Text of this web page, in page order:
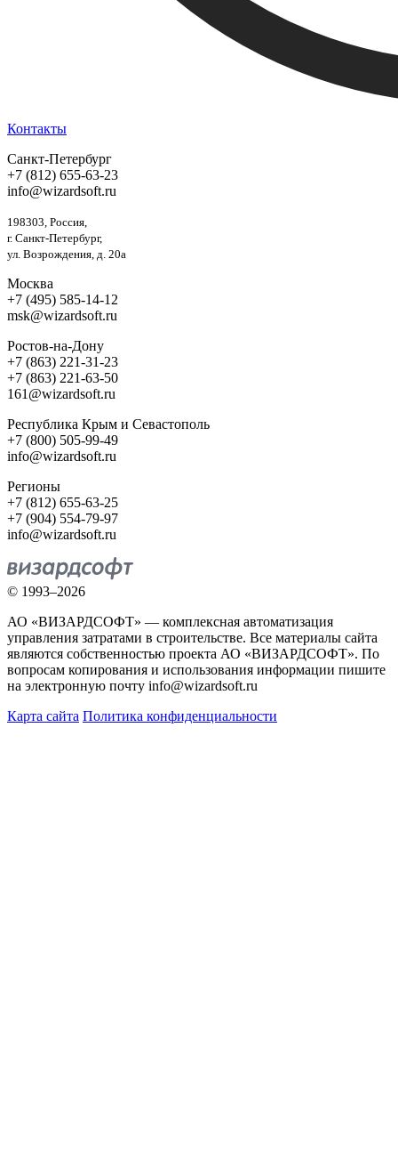
Контакты
Санкт-Петербург
+7 (812) 655-63-23
info@wizardsoft.ru
198303, Россия,
г. Санкт-Петербург,
ул. Возрождения, д. 20а
Москва
+7 (495) 585-14-12
msk@wizardsoft.ru
Ростов-на-Дону
+7 (863) 221-31-23
+7 (863) 221-63-50
161@wizardsoft.ru
Республика Крым и Севастополь
+7 (800) 505-99-49
info@wizardsoft.ru
Регионы
+7 (812) 655-63-25
+7 (904) 554-79-97
info@wizardsoft.ru
© 1993–2026
АО «ВИЗАРДСОФТ» — комплексная автоматизация
управления затратами в строительстве. Все материалы сайта
являются собственностью проекта АО «ВИЗАРДСОФТ». По
вопросам копирования и использования информации пишите
на электронную почту info@wizardsoft.ru
Карта сайта Политика конфиденциальности